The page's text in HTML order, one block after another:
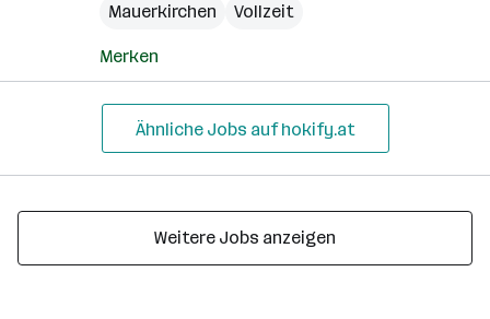
Mauerkirchen
Vollzeit
Merken
Ähnliche Jobs auf hokify.at
Weitere Jobs anzeigen